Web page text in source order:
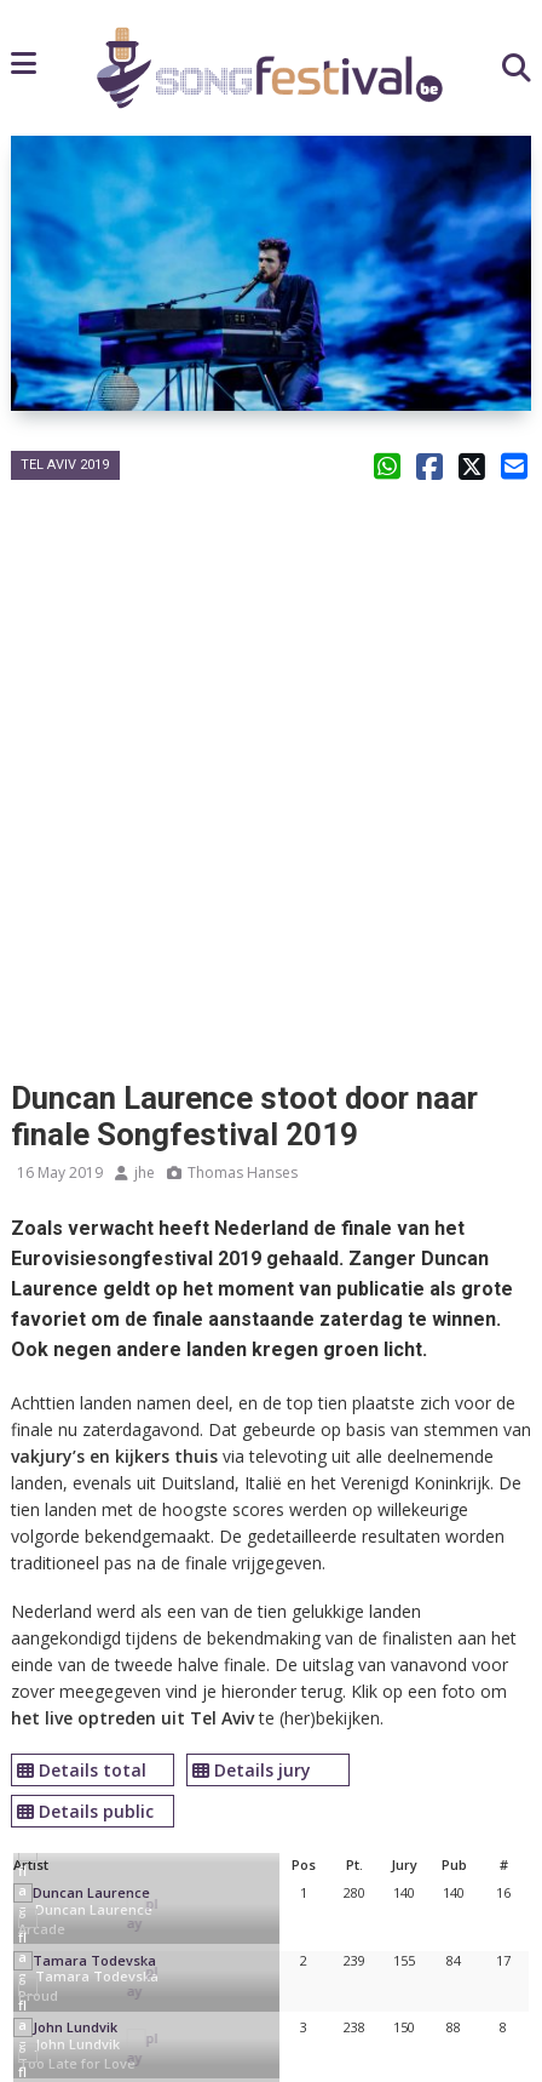
TEL AVIV 2019
Duncan Laurence stoot door naar
finale Songfestival 2019
16 May 2019 jhe Thomas Hanses
Zoals verwacht heeft Nederland de finale van het
Eurovisiesongfestival 2019 gehaald. Zanger Duncan
Laurence geldt op het moment van publicatie als grote
favoriet om de finale aanstaande zaterdag te winnen.
Ook negen andere landen kregen groen licht.
Achttien landen namen deel, en de top tien plaatste zich voor de
finale nu zaterdagavond. Dat gebeurde op basis van stemmen van
vakjury’s en kijkers thuisvia televoting uit alle deelnemende
landen, evenals uit Duitsland, Italië en het Verenigd Koninkrijk. De
tien landen met de hoogste scores werden op willekeurige
volgorde bekendgemaakt. De gedetailleerde resultaten worden
traditioneel pas na de finale vrijgegeven.
Nederland werd als een van de tien gelukkige landen
aangekondigd tijdens de bekendmaking van de finalisten aan het
einde van de tweede halve finale. De uitslag van vanavond voor
zover meegegeven vind je hieronder terug. Klik op een foto om
het live optreden uit Tel Avivte (her)bekijken.
Details total
Details jury
Details public
Artist Pos Pt. Jury Pub #
Duncan Laurence
Arcade
1 280 140 140 16
Tamara Todevska
Proud
2 239 155 84 17
John Lundvik
Too Late for Love
3 238 150 88 8